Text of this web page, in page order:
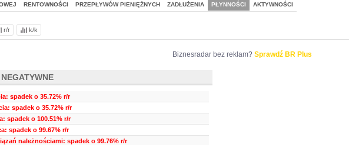
RENTOWNOŚCI PRZEPŁYWÓW PIENIĘŻNYCH ZADŁUŻENIA PŁYNNOŚCI AKTYWNOŚCI
r/r k/k
Biznesradar bez reklam? Sprawdź BR Plus
spadek o 35.72% r/r
spadek o 35.72% r/r
spadek o 100.51% r/r
spadek o 99.67% r/r
należnościami: spadek o 99.76% r/r